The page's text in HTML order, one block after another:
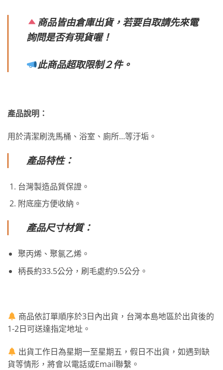
商品皆由倉庫出貨，若要自取請先來電
詢問是否有現貨喔！
此商品超取限制２件。
產品說明：
用於清潔刷洗馬桶、浴室、廁所…等汙垢。
產品特性：
台灣製造品質保證。
附底座方便收納。
產品尺寸材質：
聚丙烯、聚氯乙烯。
柄長約33.5公分，刷毛處約9.5公分。
商品依訂單順序於3日內出貨，台灣本島地區於出貨後的
1-2日可送達指定地址。
出貨工作日為星期一至星期五，假日不出貨，如遇到缺
貨等情形，將會以電話或Email聯繫。